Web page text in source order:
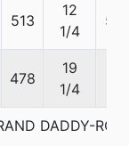
513
12
1/4
55
478
19
1/4
DADDY-